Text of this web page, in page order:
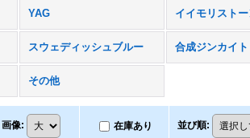
YAG イイモリスト
スウェディッシュブルー
その他
画像: 在庫あり 並び順: